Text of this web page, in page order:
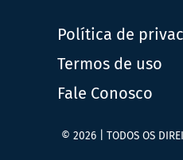
Política de
Termos de uso
Fale Conosco
© 2026 | TODOS OS